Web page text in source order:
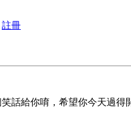
註冊
話給你唷，希望你今天過得